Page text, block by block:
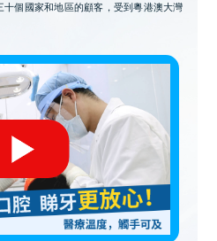
個國家和地區的顧客，受到粵港澳大灣